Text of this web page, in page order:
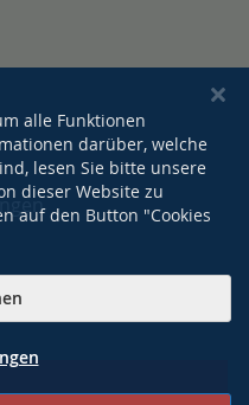
alle Funktionen
darüber, welche
lesen Sie bitte unsere
dieser Website zu
auf den Button "Cookies